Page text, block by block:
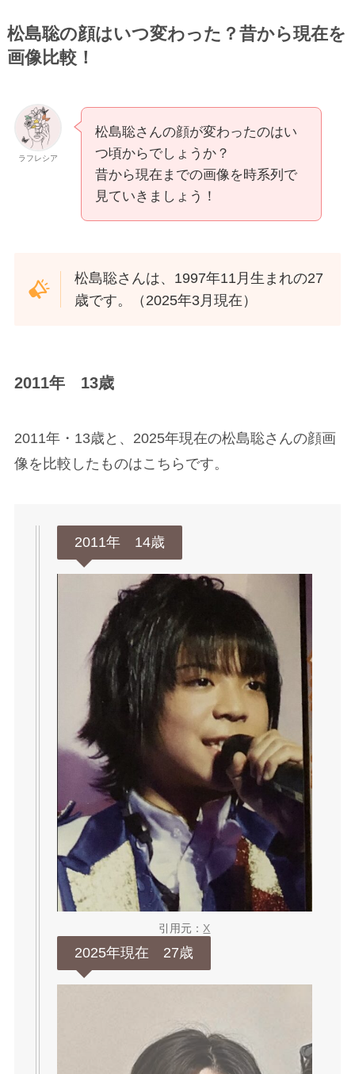
松島聡の顔はいつ変わった？昔から現在を
画像比較！
ラフレシア
松島聡さんの顔が変わったのはい
つ頃からでしょうか？
昔から現在までの画像を時系列で
見ていきましょう！
松島聡さんは、1997年11月生まれの27
歳です。（2025年3月現在）
2011年 13歳
2011年・13歳と、2025年現在の松島聡さんの顔画
像を比較したものはこちらです。
2011年 14歳
引用元： X
2025年現在 27歳